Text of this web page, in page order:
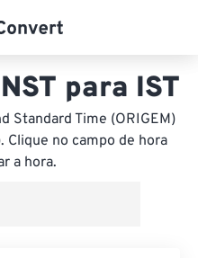
para IST
Standard Time (ORIGEM)
Clique no campo de hora
a hora.